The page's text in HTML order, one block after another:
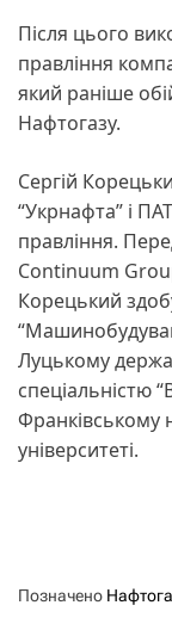
Після цього
правління
який раніше
Нафтогазу.
Сергій
“Укрнафта” і
правління.
Continuum
Корецький
Луцькому
спеціальністю
Франківському
університеті.
Позначено